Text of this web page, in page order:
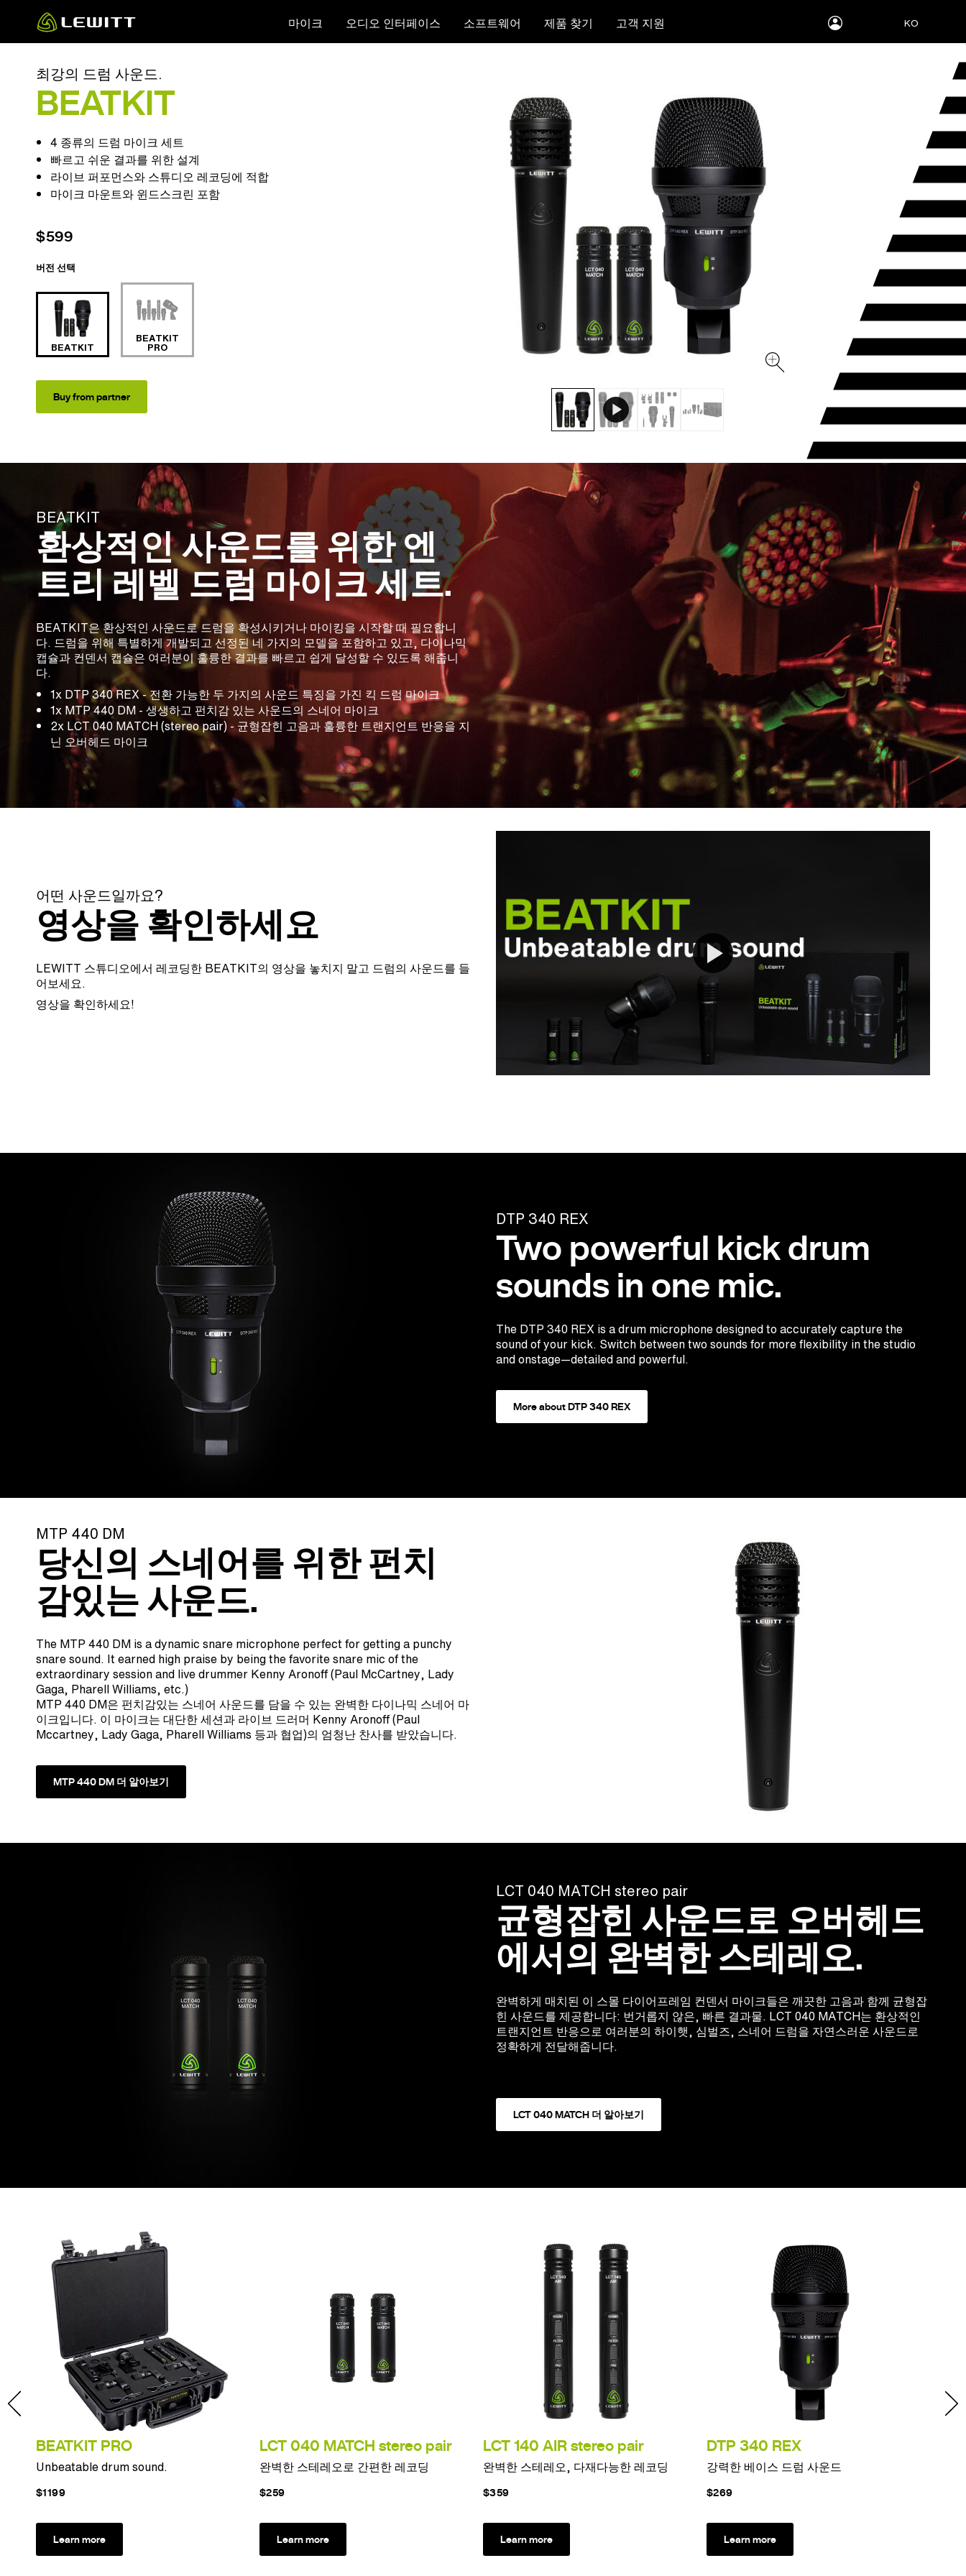
main
마이크 오디오 인터페이스 소프트웨어 제품 찾기 고객 지원 myLEWITT
Account
KO
최강의 드럼 사운드.
BEATKIT
4 종류의 드럼 마이크 세트
빠르고 쉬운 결과를 위한 설계
라이브 퍼포먼스와 스튜디오 레코딩에 적합
마이크 마운트와 윈드스크린 포함
$599
버전 선택
BEATKIT
BEATKIT
PRO
Buy from partner
BEATKIT
환상적인 사운드를 위한 엔
트리 레벨 드럼 마이크 세트.
BEATKIT은 환상적인 사운드로 드럼을 확성시키거나 마이킹을 시작할 때 필요합니
다. 드럼을 위해 특별하게 개발되고 선정된 네 가지의 모델을 포함하고 있고, 다이나믹
캡슐과 컨덴서 캡슐은 여러분이 훌륭한 결과를 빠르고 쉽게 달성할 수 있도록 해줍니
다.
1x DTP 340 REX - 전환 가능한 두 가지의 사운드 특징을 가진 킥 드럼 마이크
1x MTP 440 DM - 생생하고 펀치감 있는 사운드의 스네어 마이크
2x LCT 040 MATCH (stereo pair) - 균형잡힌 고음과 훌륭한 트랜지언트 반응을 지
닌 오버헤드 마이크
어떤 사운드일까요?
영상을 확인하세요
LEWITT 스튜디오에서 레코딩한 BEATKIT의 영상을 놓치지 말고 드럼의 사운드를 들
어보세요.
영상을 확인하세요!
DTP 340 REX
Two powerful kick drum
sounds in one mic.
The DTP 340 REX is a drum microphone designed to accurately capture the
sound of your kick. Switch between two sounds for more flexibility in the studio
and onstage—detailed and powerful.
More about DTP 340 REX
MTP 440 DM
당신의 스네어를 위한 펀치
감있는 사운드.
The MTP 440 DM is a dynamic snare microphone perfect for getting a punchy
snare sound. It earned high praise by being the favorite snare mic of the
extraordinary session and live drummer Kenny Aronoff (Paul McCartney, Lady
Gaga, Pharell Williams, etc.)
MTP 440 DM은 펀치감있는 스네어 사운드를 담을 수 있는 완벽한 다이나믹 스네어 마
이크입니다. 이 마이크는 대단한 세션과 라이브 드러머 Kenny Aronoff (Paul
Mccartney, Lady Gaga, Pharell Williams 등과 협업)의 엄청난 찬사를 받았습니다.
MTP 440 DM 더 알아보기
LCT 040 MATCH stereo pair
균형잡힌 사운드로 오버헤드
에서의 완벽한 스테레오.
완벽하게 매치된 이 스몰 다이어프레임 컨덴서 마이크들은 깨끗한 고음과 함께 균형잡
힌 사운드를 제공합니다: 번거롭지 않은, 빠른 결과물. LCT 040 MATCH는 환상적인
트랜지언트 반응으로 여러분의 하이햇, 심벌즈, 스네어 드럼을 자연스러운 사운드로
정확하게 전달해줍니다.
LCT 040 MATCH 더 알아보기
BEATKIT PRO
Unbeatable drum sound.
$1199
Learn more
LCT 040 MATCH stereo pair
완벽한 스테레오로 간편한 레코딩
$259
Learn more
LCT 140 AIR stereo pair
완벽한 스테레오, 다재다능한 레코딩
$359
Learn more
DTP 340 REX
강력한 베이스 드럼 사운드
$269
Learn more